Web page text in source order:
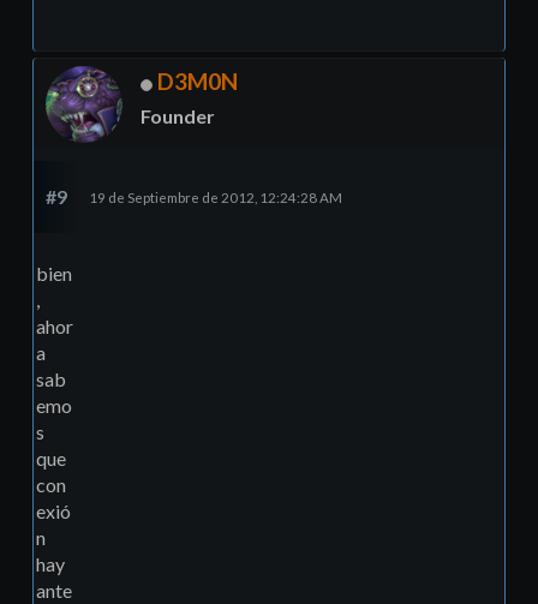
D3M0N
Founder
#9 19 de Septiembre de 2012, 12:24:28 AM
bien
,
ahor
a
sab
emo
s
que
con
exió
n
hay
ante